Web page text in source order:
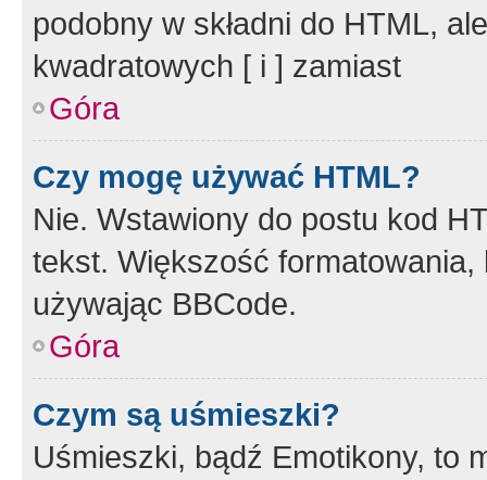
podobny w składni do HTML,
kwadratowych [ i ] zamiast
Góra
Czy mogę używać HTML?
Nie. Wstawiony do postu kod
tekst. Większość
używając BBCode.
Góra
Czym są uśmieszki?
Uśmieszki, bądź Emotikony, to